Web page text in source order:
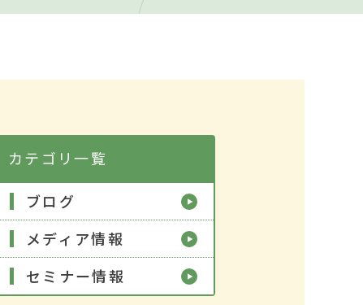
カテゴリ一覧
ブログ
メディア情報
セミナー情報